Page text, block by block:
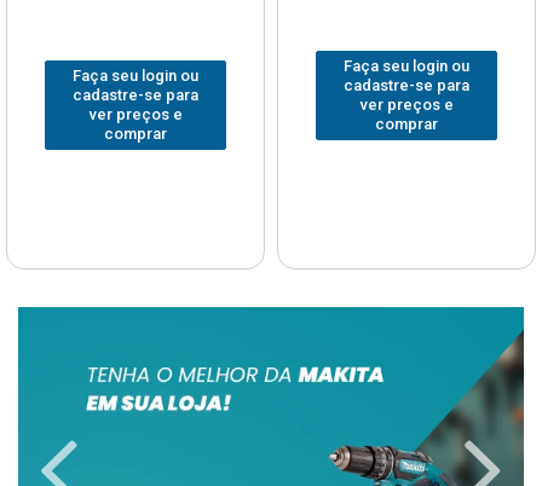
Faça seu login ou
cadastre-se para
ver preços e
comprar
Faça seu login ou
cadastre-se para
ver preços e
comprar